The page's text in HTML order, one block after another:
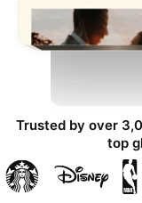
Trusted by over
top